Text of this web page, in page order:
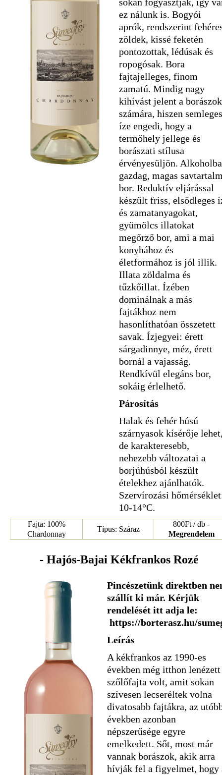
ez nálunk is. Bogyói
aprók, rendszerint
zöldek, kissé feketén
pontozottak, lédúsak és
ropogósak. Bora
fajtajelleges, finom
zamatú. Mindig nagy
kihívást jelent a borászok
számára, hiszen semleges
íze engedi, hogy a
termőhely jellege és
borászati stílusa
érvényesüljön.
gazdag, magas
bor. Reduktív eljárással
készült friss, elsődleges
és zamatanyagokat,
gyümölcs illatokat
megőrző bor, ami a mai
konyhához és
életformához is jól illik.
Illata zöldalma és
tűzkőillat. Ízében
dominálnak a más
fajtákhoz nem
hasonlíthatóan összetett
savak. Ízjegyei: érett
sárgadinnye, méz, érett
bornál a vajasság.
Rendkívül elegáns bor,
sokáig érlelhető.
Párosítás
Halak és fehér húsú
szárnyasok kísérője
de karakteresebb,
nehezebb változatai a
borjúhúsból készült
ételekhez ajánlhatók.
Szervírozási
10-14°C.
Fajta: 100%
Chardonnay
Típus: Száraz
800Ft / db -
Megrendelem
- Hajós-Bajai Kékfrankos Rozé
Pincészetünk direktben
szállít ki már. Kérjük
rendelését itt adja le:
https://borterasz.hu/
Leírás
A kékfrankos az 1990-es
években még itthon lenézett
szőlőfajta volt, amit sokan
szívesen lecseréltek volna
divatosabb fajtákra, az
években azonban
népszerűsége egyre
emelkedett. Sőt, most már
vannak borászok, akik arra
hívják fel a figyelmet, hogy